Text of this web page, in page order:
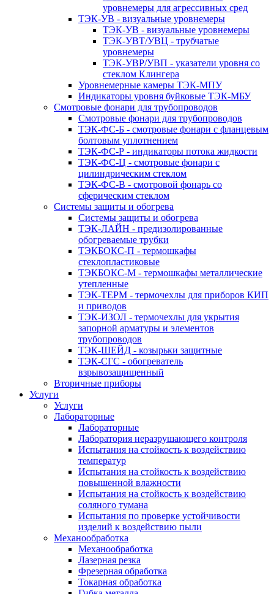
уровнемеры для агрессивных сред
ТЭК-УВ - визуальные уровнемеры
ТЭК-УВ - визуальные уровнемеры
ТЭК-УВТ/УВЦ - трубчатые
уровнемеры
ТЭК-УВР/УВП - указатели уровня со
стеклом Клингера
Уровнемерные камеры ТЭК-МПУ
Индикаторы уровня буйковые ТЭК-МБУ
Смотровые фонари для трубопроводов
Смотровые фонари для трубопроводов
ТЭК-ФС-Б - смотровые фонари с фланцевым
болтовым уплотнением
ТЭК-ФС-Р - индикаторы потока жидкости
ТЭК-ФС-Ц - смотровые фонари с
цилиндрическим стеклом
ТЭК-ФС-В - смотровой фонарь со
сферическим стеклом
Системы защиты и обогрева
Системы защиты и обогрева
ТЭК-ЛАЙН - предизолированные
обогреваемые трубки
ТЭКБОКС-П - термошкафы
стеклопластиковые
ТЭКБОКС-М - термошкафы металлические
утепленные
ТЭК-ТЕРМ - термочехлы для приборов КИП
и приводов
ТЭК-ИЗОЛ - термочехлы для укрытия
запорной арматуры и элементов
трубопроводов
ТЭК-ШЕЙД - козырьки защитные
ТЭК-СГС - обогреватель
взрывозащищенный
Вторичные приборы
Услуги
Услуги
Лабораторные
Лабораторные
Лаборатория неразрушающего контроля
Испытания на стойкость к воздействию
температур
Испытания на стойкость к воздействию
повышенной влажности
Испытания на стойкость к воздействию
соляного тумана
Испытания по проверке устойчивости
изделий к воздействию пыли
Механообработка
Механообработка
Лазерная резка
Фрезерная обработка
Токарная обработка